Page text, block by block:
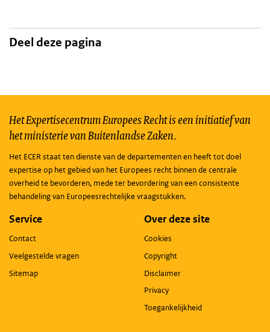
Deel deze pagina
Het Expertisecentrum Europees Recht is een initiatief van
het ministerie van Buitenlandse Zaken.
Het ECER staat ten dienste van de departementen en heeft tot doel
expertise op het gebied van het Europees recht binnen de centrale
overheid te bevorderen, mede ter bevordering van een consistente
behandeling van Europeesrechtelijke vraagstukken.
Service
Contact
Veelgestelde vragen
Sitemap
Over deze site
Cookies
Copyright
Disclaimer
Privacy
Toegankelijkheid